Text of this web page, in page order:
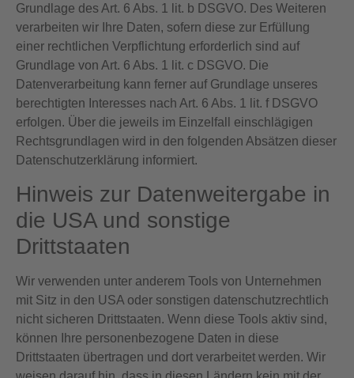
Grundlage des Art. 6 Abs. 1 lit. b DSGVO. Des Weiteren
verarbeiten wir Ihre Daten, sofern diese zur Erfüllung
einer rechtlichen Verpflichtung erforderlich sind auf
Grundlage von Art. 6 Abs. 1 lit. c DSGVO. Die
Datenverarbeitung kann ferner auf Grundlage unseres
berechtigten Interesses nach Art. 6 Abs. 1 lit. f DSGVO
erfolgen. Über die jeweils im Einzelfall einschlägigen
Rechtsgrundlagen wird in den folgenden Absätzen dieser
Datenschutzerklärung informiert.
Hinweis zur Datenweitergabe in
die USA und sonstige
Drittstaaten
Wir verwenden unter anderem Tools von Unternehmen
mit Sitz in den USA oder sonstigen datenschutzrechtlich
nicht sicheren Drittstaaten. Wenn diese Tools aktiv sind,
können Ihre personenbezogene Daten in diese
Drittstaaten übertragen und dort verarbeitet werden. Wir